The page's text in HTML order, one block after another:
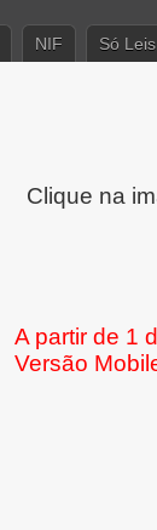
NIF Só Leis
Clique na
A partir de 1
Versão